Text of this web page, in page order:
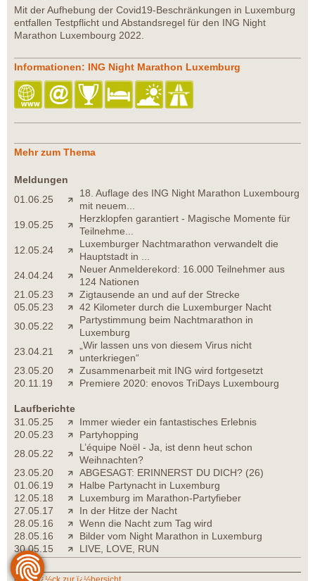
Mit der Aufhebung der Covid19-Beschränkungen in Luxemburg
entfallen Testpflicht und Abstandsregel für den ING Night
Marathon Luxembourg 2022.
Informationen: ING Night Marathon Luxemburg
Mehr zum Thema
Meldungen
01.06.25
18. Auflage des ING Night Marathon Luxembourg
mit neuem...
19.05.25
Herzklopfen garantiert - Magische Momente für
Teilnehme...
12.05.24
Luxemburger Nachtmarathon verwandelt die
Hauptstadt in ...
24.04.24
Neuer Anmelderekord: 16.000 Teilnehmer aus
124 Nationen
21.05.23
Zigtausende an und auf der Strecke
05.05.23
42 Kilometer durch die Luxemburger Nacht
30.05.22
Partystimmung beim Nachtmarathon in
Luxemburg
23.04.21
„Wir lassen uns von diesem Virus nicht
unterkriegen“
23.05.20
Zusammenarbeit mit ING wird fortgesetzt
20.11.19
Premiere 2020: enovos TriDays Luxembourg
Laufberichte
31.05.25
Immer wieder ein fantastisches Erlebnis
20.05.23
Partyhopping
28.05.22
L’équipe Noël - Ja, ist denn heut schon
Weihnachten?
23.05.20
ABGESAGT: ERINNERST DU DICH? (26)
01.06.19
Halbe Partynacht in Luxemburg
12.05.18
Luxemburg im Marathon-Partyfieber
27.05.17
In der Hitze der Nacht
28.05.16
Wenn die Nacht zum Tag wird
28.05.16
Bilder vom Night Marathon in Luxemburg
30.05.15
LIVE, LOVE, RUN